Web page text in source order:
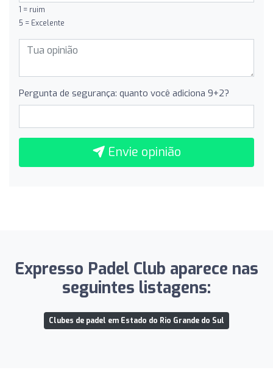
1 = ruim
5 = Excelente
Pergunta de segurança: quanto você adiciona 9+2?
Envie opinião
Expresso Padel Club aparece nas
seguintes listagens:
Clubes de padel em Estado do Rio Grande do Sul